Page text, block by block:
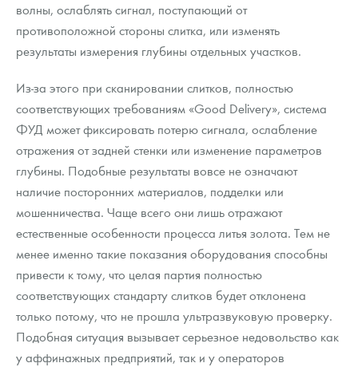
волны, ослаблять сигнал, поступающий от
противоположной стороны слитка, или изменять
результаты измерения глубины отдельных участков.
Из-за этого при сканировании слитков, полностью
соответствующих требованиям «Good Delivery», система
ФУД может фиксировать потерю сигнала, ослабление
отражения от задней стенки или изменение параметров
глубины. Подобные результаты вовсе не означают
наличие посторонних материалов, подделки или
мошенничества. Чаще всего они лишь отражают
естественные особенности процесса литья золота. Тем не
менее именно такие показания оборудования способны
привести к тому, что целая партия полностью
соответствующих стандарту слитков будет отклонена
только потому, что не прошла ультразвуковую проверку.
Подобная ситуация вызывает серьезное недовольство как
у аффинажных предприятий, так и у операторов